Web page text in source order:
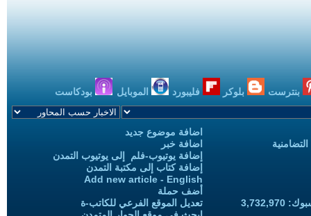
بنترست بلوكر فليبورد الموبايل بودكاست
اضافة موضوع جديد
اضافة خبر
إضافة يوتيوب-فلم إلى يوتيوب التمدن
إضافة كتاب إلى مكتبة التمدن
Add new article - English
أضف حملة
تعديل الموقع الفرعي للكاتب-ة